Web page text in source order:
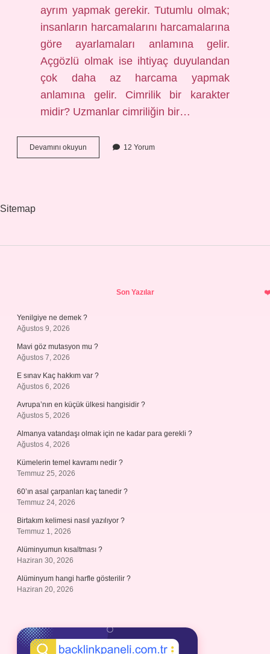
ayrım yapmak gerekir. Tutumlu olmak;
insanların harcamalarını harcamalarına
göre ayarlamaları anlamına gelir.
Açgözlü olmak ise ihtiyaç duyulandan
çok daha az harcama yapmak
anlamına gelir. Cimrilik bir karakter
midir? Uzmanlar cimriliğin bir…
Devamını okuyun Dinimizde
Cimrilik
12 Yorum
Sitemap
Son Yazılar
Yenilgiye ne demek ?
Ağustos 9, 2026
Mavi göz mutasyon mu ?
Ağustos 7, 2026
E sınav Kaç hakkım var ?
Ağustos 6, 2026
Avrupa’nın en küçük ülkesi hangisidir ?
Ağustos 5, 2026
Almanya vatandaşı olmak için ne kadar para gerekli ?
Ağustos 4, 2026
Kümelerin temel kavramı nedir ?
Temmuz 25, 2026
60’ın asal çarpanları kaç tanedir ?
Temmuz 24, 2026
Birtakım kelimesi nasıl yazılıyor ?
Temmuz 1, 2026
Alüminyumun kısaltması ?
Haziran 30, 2026
Alüminyum hangi harfle gösterilir ?
Haziran 20, 2026